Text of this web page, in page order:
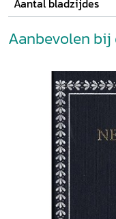
Aanbevolen bij